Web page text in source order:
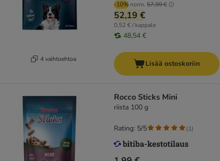
4 vaihtoehtoa
-10% norm. 57,99 €
52,19 €
0,52 € / kappale
48,54 €
Lisää ostoskoriin
Rocco Sticks Mini
riista 100 g
Rating: 5/5 (1)